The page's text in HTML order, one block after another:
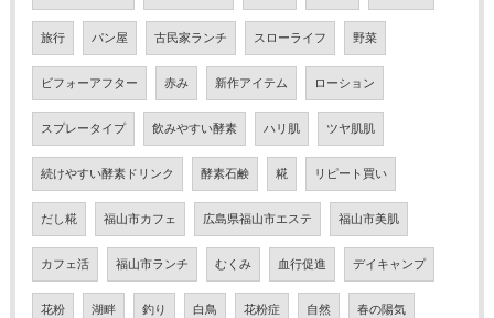
旅行 パン屋 古民家ランチ スローライフ 野菜
ビフォーアフター 赤み 新作アイテム ローション
スプレータイプ 飲みやすい酵素 ハリ肌 ツヤ肌肌
続けやすい酵素ドリンク 酵素石鹸 糀 リピート買い
だし糀 福山市カフェ 広島県福山市エステ 福山市美肌
カフェ活 福山市ランチ むくみ 血行促進 デイキャンプ
花粉 湖畔 釣り 白鳥 花粉症 自然 春の陽気